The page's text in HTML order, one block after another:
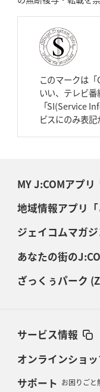
このマークは
いい、テレビ
「SI(Service
ビスにのみ表記
MY J:COMアプリ
地域情報アプリ「
ジェイコムマガ
あなたの街の
ざっくぅパーク
サービス情報
オンラインショ
サポート お困りごと